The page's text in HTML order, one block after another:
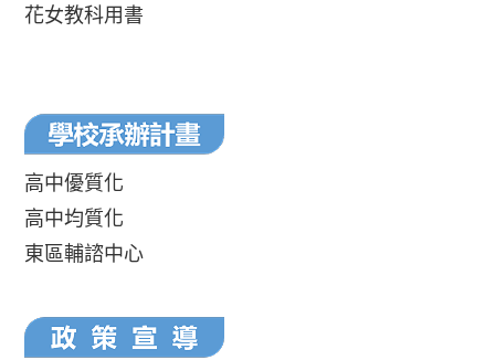
花女教科用書
高中優質化
高中均質化
東區輔諮中心